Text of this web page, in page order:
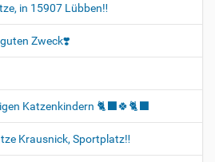
in 15907 Lübben‼️
Zweck❣️
Katzenkindern 🐈‍⬛🍀🐈‍⬛
Krausnick, Sportplatz‼️